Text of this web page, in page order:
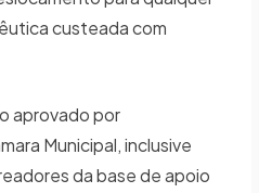
custeada com
aprovado por
Municipal, inclusive
da base de apoio